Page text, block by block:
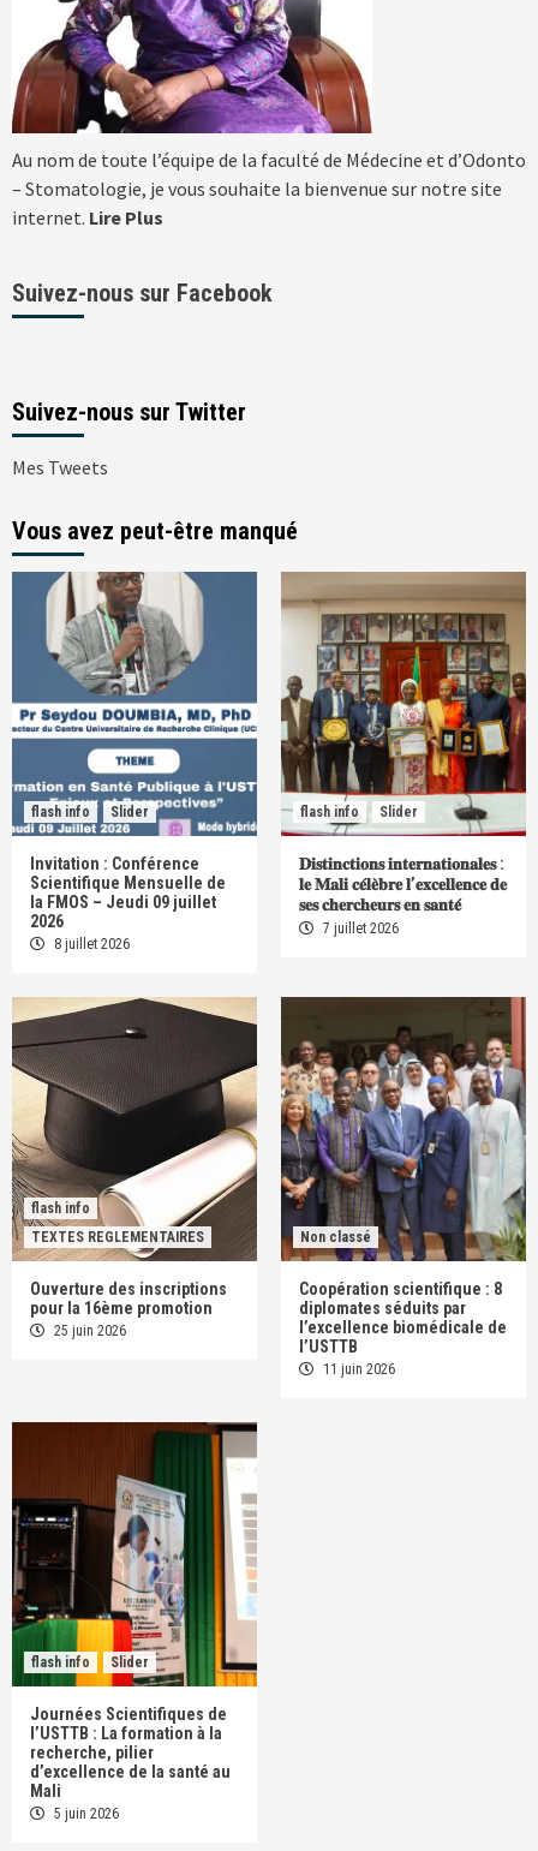
Au nom de toute l’équipe de la faculté de Médecine et d’Odonto
– Stomatologie, je vous souhaite la bienvenue sur notre site
internet. Lire Plus
Suivez-nous sur Facebook
Suivez-nous sur Twitter
Mes Tweets
Vous avez peut-être manqué
flash info Slider
Invitation : Conférence
Scientifique Mensuelle de
la FMOS – Jeudi 09 juillet
2026
8 juillet 2026
flash info Slider
𝐃𝐢𝐬𝐭𝐢𝐧𝐜𝐭𝐢𝐨𝐧𝐬 𝐢𝐧𝐭𝐞𝐫𝐧𝐚𝐭𝐢𝐨𝐧𝐚𝐥𝐞𝐬 :
𝐥𝐞 𝐌𝐚𝐥𝐢 𝐜𝐞́𝐥𝐞̀𝐛𝐫𝐞 𝐥’𝐞𝐱𝐜𝐞𝐥𝐥𝐞𝐧𝐜𝐞 𝐝𝐞
𝐬𝐞𝐬 𝐜𝐡𝐞𝐫𝐜𝐡𝐞𝐮𝐫𝐬 𝐞𝐧 𝐬𝐚𝐧𝐭𝐞́
7 juillet 2026
flash info
TEXTES REGLEMENTAIRES
Ouverture des inscriptions
pour la 16ème promotion
25 juin 2026
Non classé
Coopération scientifique : 8
diplomates séduits par
l’excellence biomédicale de
l’USTTB
11 juin 2026
flash info Slider
Journées Scientifiques de
l’USTTB : La formation à la
recherche, pilier
d’excellence de la santé au
Mali
5 juin 2026